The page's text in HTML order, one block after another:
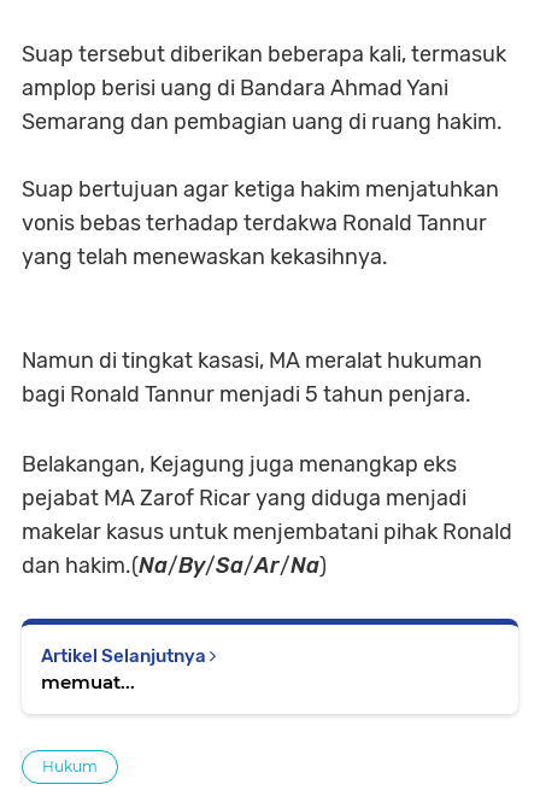
Suap tersebut diberikan beberapa kali, termasuk
amplop berisi uang di Bandara Ahmad Yani
Semarang dan pembagian uang di ruang hakim.
Suap bertujuan agar ketiga hakim menjatuhkan
vonis bebas terhadap terdakwa Ronald Tannur
yang telah menewaskan kekasihnya.
Namun di tingkat kasasi, MA meralat hukuman
bagi Ronald Tannur menjadi 5 tahun penjara.
Belakangan, Kejagung juga menangkap eks
pejabat MA Zarof Ricar yang diduga menjadi
makelar kasus untuk menjembatani pihak Ronald
dan hakim.(Na/By/Sa/Ar/Na)
Artikel Selanjutnya
memuat...
Hukum